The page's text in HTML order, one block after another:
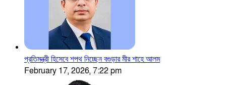
প্রতিমন্ত্রী হিসেবে শপথ নিচ্ছেন বগুড়ার মীর শাহে আলম
February 17, 2026, 7:22 pm